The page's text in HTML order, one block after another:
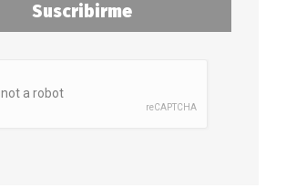
Suscribirme